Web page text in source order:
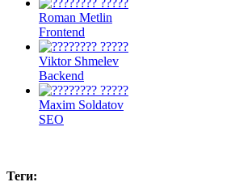
Roman Metlin
Frontend
Viktor Shmelev
Backend
Maxim Soldatov
SEO
Теги: